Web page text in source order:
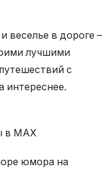
веселье в дороге –
лучшими
с
интереснее.
в МАХ
юмора на